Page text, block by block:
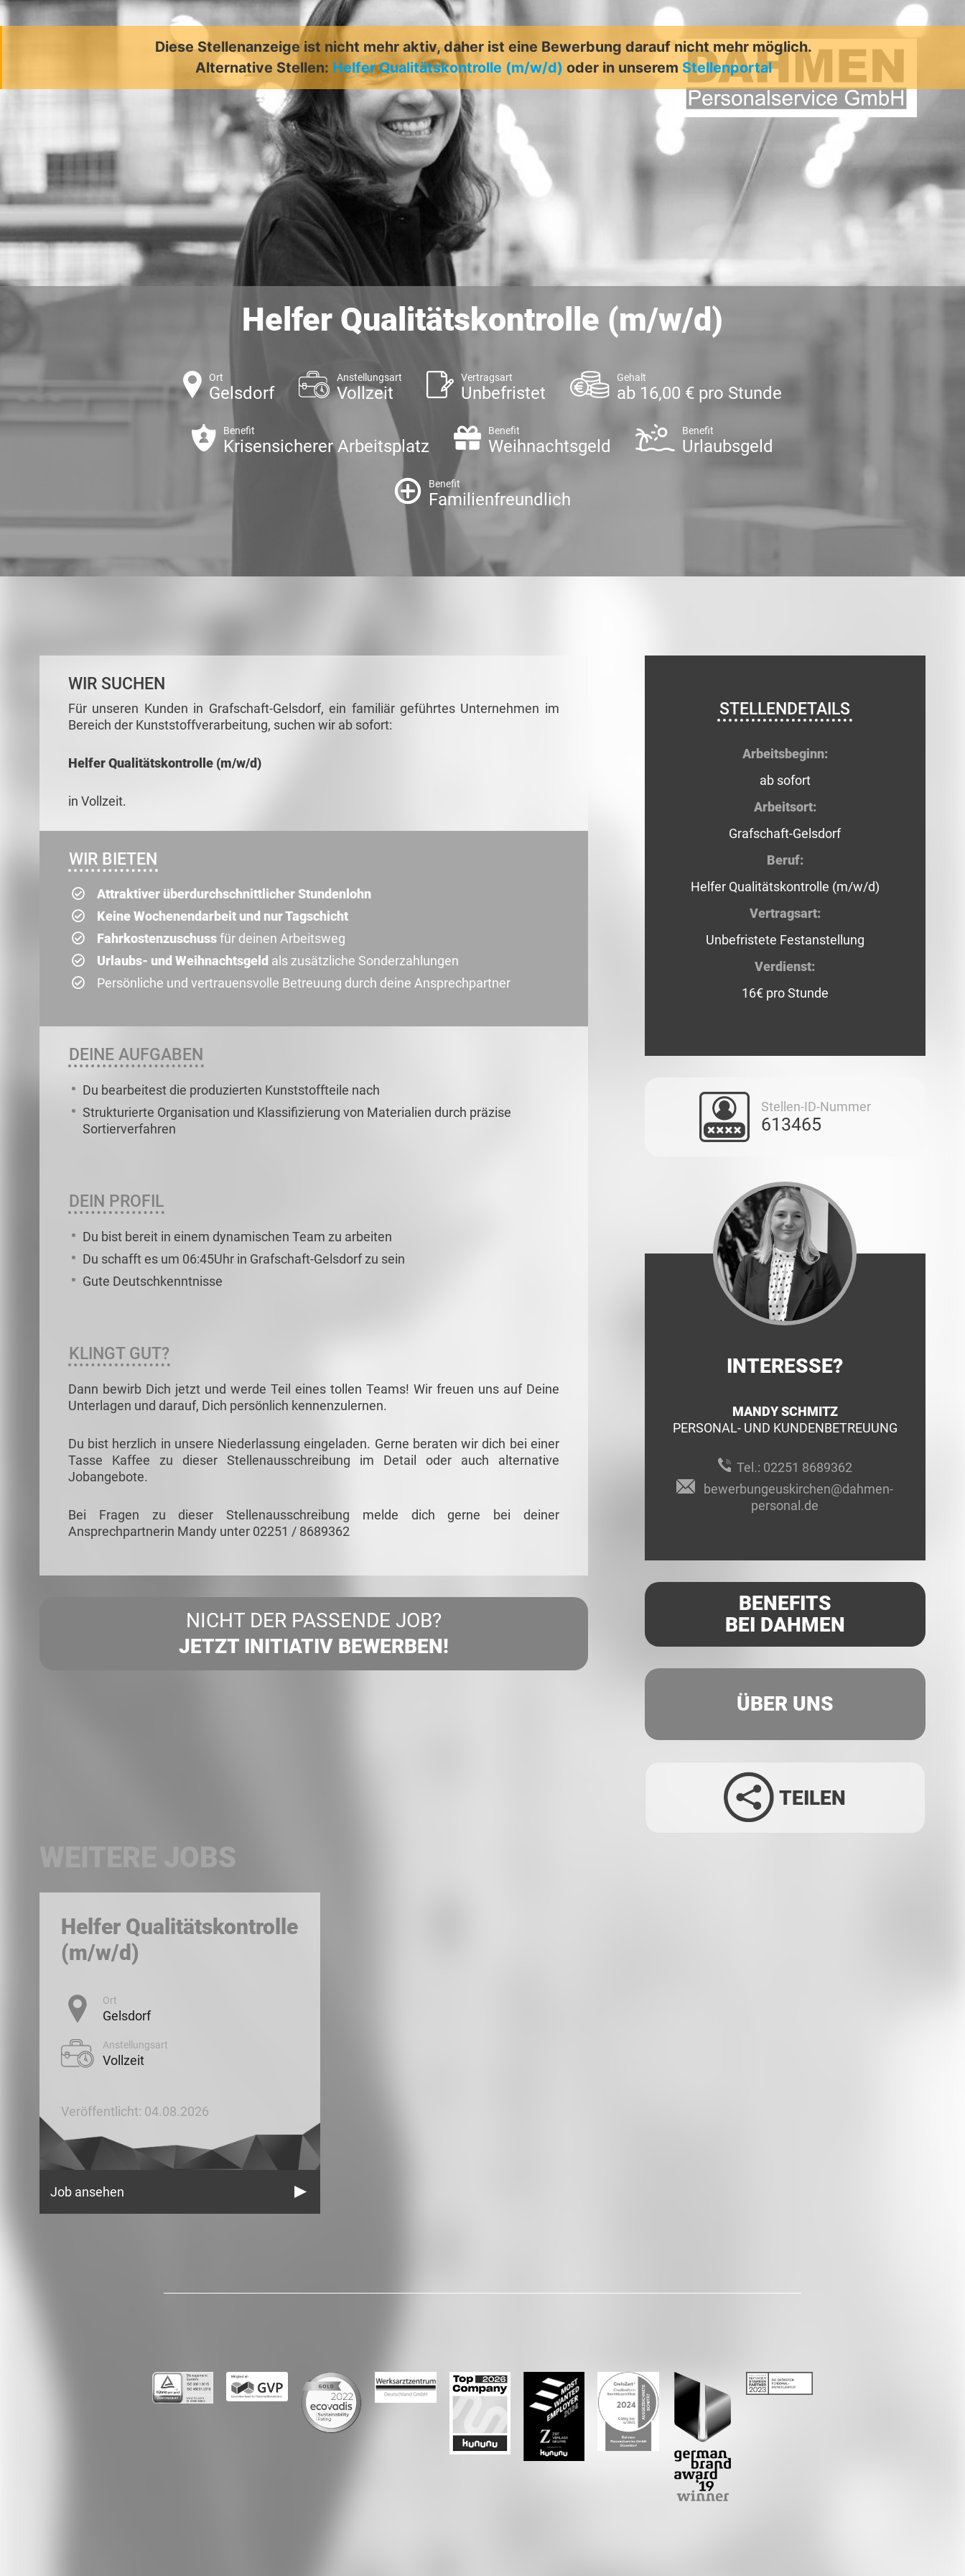
Diese Stellenanzeige ist nicht mehr aktiv, daher ist eine Bewerbung darauf nicht mehr möglich.
Alternative Stellen: Helfer Qualitätskontrolle (m/w/d) oder in unserem Stellenportal
Helfer Qualitätskontrolle (m/w/d)
Ort
Gelsdorf
Anstellungsart
Vollzeit
Vertragsart
Unbefristet
Gehalt
ab 16,00 € pro Stunde
Benefit
Krisensicherer Arbeitsplatz
Benefit
Weihnachtsgeld
Benefit
Urlaubsgeld
Benefit
Familienfreundlich
WIR SUCHEN
Für unseren Kunden in Grafschaft-Gelsdorf, ein familiär geführtes Unternehmen im
Bereich der Kunststoffverarbeitung, suchen wir ab sofort:
Helfer Qualitätskontrolle (m/w/d)
in Vollzeit.
WIR BIETEN
Attraktiver überdurchschnittlicher Stundenlohn
Keine Wochenendarbeit und nur Tagschicht
Fahrkostenzuschussfür deinen Arbeitsweg
Urlaubs- und Weihnachtsgeld als zusätzliche Sonderzahlungen
Persönliche und vertrauensvolle Betreuung durch deine Ansprechpartner
DEINE AUFGABEN
Du bearbeitest die produzierten Kunststoffteile nach
Strukturierte Organisation und Klassifizierung von Materialien durch präzise
Sortierverfahren
DEIN PROFIL
Du bist bereit in einem dynamischen Team zu arbeiten
Du schafft es um 06:45Uhr in Grafschaft-Gelsdorf zu sein
Gute Deutschkenntnisse
KLINGT GUT?
Dann bewirb Dich jetzt und werde Teil eines tollen Teams! Wir freuen uns auf Deine
Unterlagen und darauf, Dich persönlich kennenzulernen.
Du bist herzlich in unsere Niederlassung eingeladen. Gerne beraten wir dich bei einer
Tasse Kaffee zu dieser Stellenausschreibung im Detail oder auch alternative
Jobangebote.
Bei Fragen zu dieser Stellenausschreibung melde dich gerne bei deiner
Ansprechpartnerin Mandy unter 02251 / 8689362
NICHT DER PASSENDE JOB?
JETZT INITIATIV BEWERBEN!
STELLENDETAILS
Arbeitsbeginn:
ab sofort
Arbeitsort:
Grafschaft-Gelsdorf
Beruf:
Helfer Qualitätskontrolle (m/w/d)
Vertragsart:
Unbefristete Festanstellung
Verdienst:
16€ pro Stunde
Stellen-ID-Nummer
613465
INTERESSE?
MANDY SCHMITZ
PERSONAL- UND KUNDENBETREUUNG
Tel.: 02251 8689362
bewerbungeuskirchen@dahmen-
personal.de
BENEFITS
BEI DAHMEN
ÜBER UNS
TEILEN
WEITERE JOBS
Helfer Qualitätskontrolle
(m/w/d)
Ort
Gelsdorf
Anstellungsart
Vollzeit
Veröffentlicht: 04.08.2026
Job ansehen